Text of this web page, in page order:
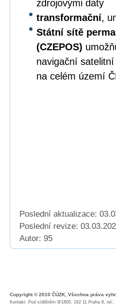
zdrojovými daty
transformační,
Státní sítě
(CZEPOS)
navigační
na celém území
Poslední aktualizace:
Poslední revize:
Autor: 95
Copyright © 2010 ČÚZK, Všechna práva
Kontakt: Pod sídlištěm 9/1800, 182 11 Praha 8, tel.: